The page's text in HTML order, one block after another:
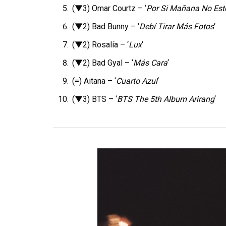
(▼3) Omar Courtz – ‘Por Si Mañana No
(▼2) Bad Bunny – ‘Debí Tirar Más Fotos‘
(▼2) Rosalía – ‘Lux‘
(▼2) Bad Gyal – ‘Más Cara‘
(=) Aitana – ‘Cuarto Azul‘
(▼3) BTS – ‘BTS The 5th Album Arirang‘